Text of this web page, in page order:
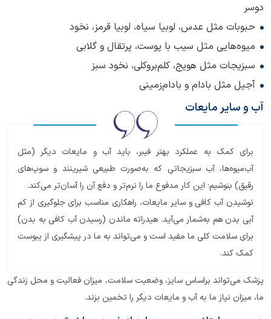
دوسر
حبوبات مثل عدس، لوبیا سیاه، لوبیا قرمز، نخود
میوه‌هایی مثل سیب با پوست، پرتقال و گلابی
سبزیجات مثل هویج، کلم‌بروکلی، نخود سبز
آجیل مثل بادام و بادام‌زمینی
آب و سایر مایعات
برای کمک به عملکرد بهتر فیبر، باید آب و مایعات دیگر (مثل
آب‌میوه‌ها، آب سبزیجاتی که به‌صورت طبیعی شیرینند و سوپ‌های
رقیق) بنوشیم؛ این کار مدفوع ما را نرم‌تر و دفع آن را آسان‌تر می‌کند.
نوشیدن آب کافی و سایر مایعات، راهکاری مناسب برای جلوگیری از کم
آبی بدن هم به‌شمار می‌آید. هیدراته ماندن (رسیدن آب کافی به بدن)
برای سلامت کلی ما مفید است و می‌تواند به ما در پیشگیری از یبوست
کمک کند.
پزشک می‌تواند براساس سایز، وضعیت سلامت، میزان فعالیت و محل زندگی
ما، میزان نیاز ما به آب و مایعات دیگر را تخمین بزند.